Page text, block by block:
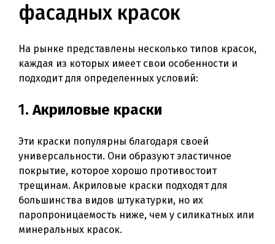
фасадных красок
На рынке представлены несколько типов красок,
каждая из которых имеет свои особенности и
подходит для определенных условий:
1.Акриловые краски
Эти краски популярны благодаря своей
универсальности. Они образуют эластичное
покрытие, которое хорошо противостоит
трещинам. Акриловые краски подходят для
большинства видов штукатурки, но их
паропроницаемость ниже, чем у силикатных или
минеральных красок.